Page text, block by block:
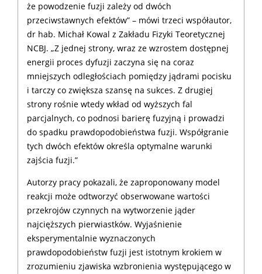
że powodzenie fuzji zależy od dwóch
przeciwstawnych efektów” – mówi trzeci współautor,
dr hab. Michał Kowal z Zakładu Fizyki Teoretycznej
NCBJ. „Z jednej strony, wraz ze wzrostem dostępnej
energii proces dyfuzji zaczyna się na coraz
mniejszych odległościach pomiędzy jądrami pocisku
i tarczy co zwiększa szansę na sukces. Z drugiej
strony rośnie wtedy wkład od wyższych fal
parcjalnych, co podnosi barierę fuzyjną i prowadzi
do spadku prawdopodobieństwa fuzji. Współgranie
tych dwóch efektów określa optymalne warunki
zajścia fuzji.”
Autorzy pracy pokazali, że zaproponowany model
reakcji może odtworzyć obserwowane wartości
przekrojów czynnych na wytworzenie jąder
najcięższych pierwiastków. Wyjaśnienie
eksperymentalnie wyznaczonych
prawdopodobieństw fuzji jest istotnym krokiem w
zrozumieniu zjawiska wzbronienia występującego w